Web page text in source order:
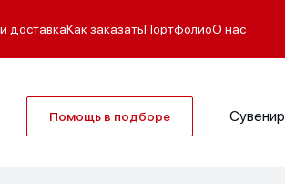
доставкаКак заказатьПортфолиоО нас
Помощь в подборе